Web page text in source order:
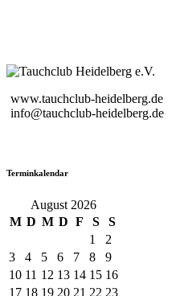
www.tauchclub-heidelberg.de
info@tauchclub-heidelberg.de
Terminkalendar
August 2026
M D M D F S
S
1
2
3
4 5 6 7 8
9
10 11 12 13 14 15 16
17 18 19 20 21 22 23